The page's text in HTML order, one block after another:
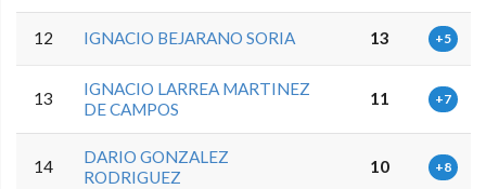
12 IGNACIO BEJARANO SORIA 13 +5
13
IGNACIO LARREA MARTINEZ
DE CAMPOS
11 +7
14
DARIO GONZALEZ
RODRIGUEZ
10 +8